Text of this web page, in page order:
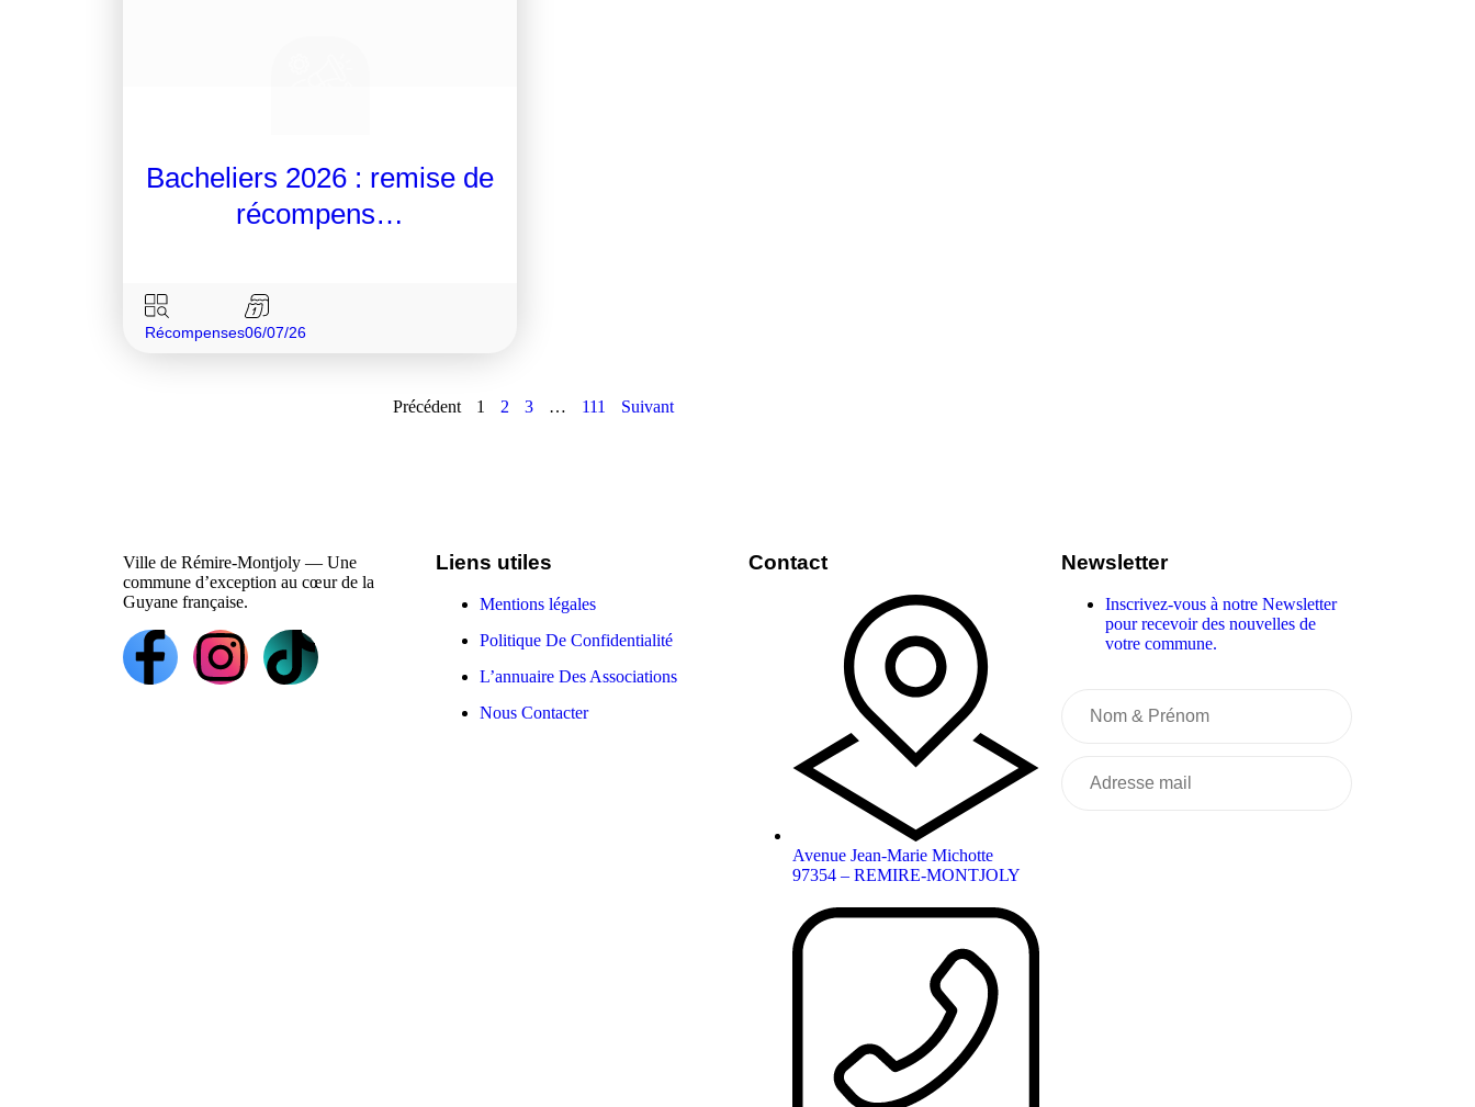
Bacheliers 2026 : remise de
récompens…
Récompenses06/07/26
Précédent 1 2 3 … 111 Suivant
Ville de Rémire-Montjoly — Une
commune d’exception au cœur de la
Guyane française.
Liens utiles
Mentions légales
Politique De Confidentialité
L’annuaire Des Associations
Nous Contacter
Contact
Avenue Jean-Marie Michotte
97354 – REMIRE-MONTJOLY
Newsletter
Inscrivez-vous à notre Newsletter
pour recevoir des nouvelles de
votre commune.